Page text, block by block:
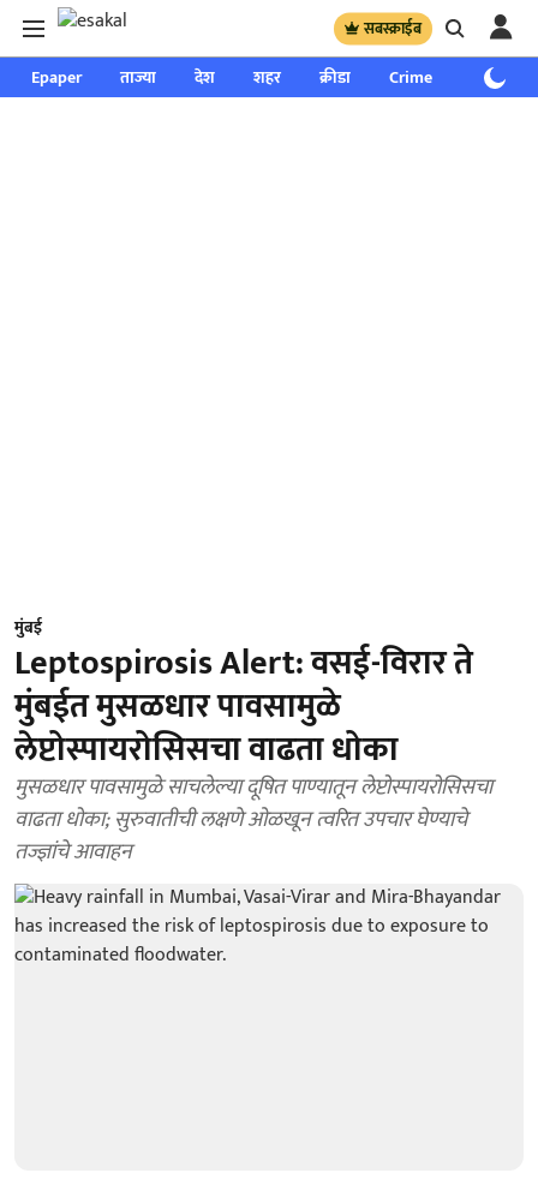
सबस्क्राईब
Epaper ताज्या देश शहर क्रीडा Crime साप्ताहिक
मुंबई
Leptospirosis Alert: वसई-विरार ते
मुंबईत मुसळधार पावसामुळे
लेप्टोस्पायरोसिसचा वाढता धोका
मुसळधार पावसामुळे साचलेल्या दूषित पाण्यातून लेप्टोस्पायरोसिसचा
वाढता धोका; सुरुवातीची लक्षणे ओळखून त्वरित उपचार घेण्याचे
तज्ज्ञांचे आवाहन